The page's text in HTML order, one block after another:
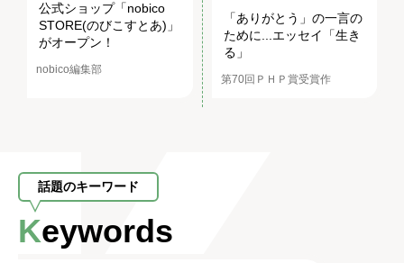
公式ショップ「nobico
STORE(のびこすとあ)」
がオープン！
nobico編集部
「ありがとう」の一言の
ために...エッセイ「生き
る」
第70回ＰＨＰ賞受賞作
話題のキーワード
Keywords